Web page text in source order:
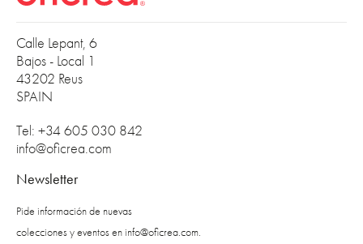
Calle Lepant, 6
Bajos - Local 1
43202 Reus
SPAIN
Tel: +34 605 030 842
info@oficrea.com
Newsletter
Pide información de nuevas
colecciones y eventos eninfo@oficrea.com.